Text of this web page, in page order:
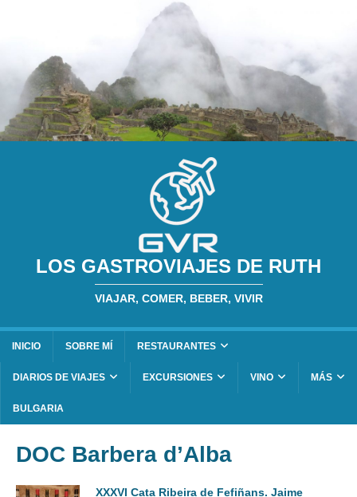
LOS GASTROVIAJES DE RUTH
VIAJAR, COMER, BEBER, VIVIR
INICIO SOBRE MÍ RESTAURANTES
DIARIOS DE VIAJES EXCURSIONES VINO MÁS
BULGARIA
DOC Barbera d’Alba
XXXVI Cata Ribeira de Fefiñans. Jaime